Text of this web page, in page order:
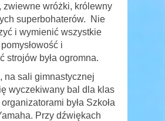
zwiewne wróżki, królewny
superbohaterów. Nie
i wymienić wszystkie
i
strojów była ogromna.
na sali gimnastycznej
wyczekiwany bal dla klas
organizatorami była Szkoła
Przy dźwiękach